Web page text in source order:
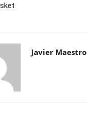
Javier Maestro